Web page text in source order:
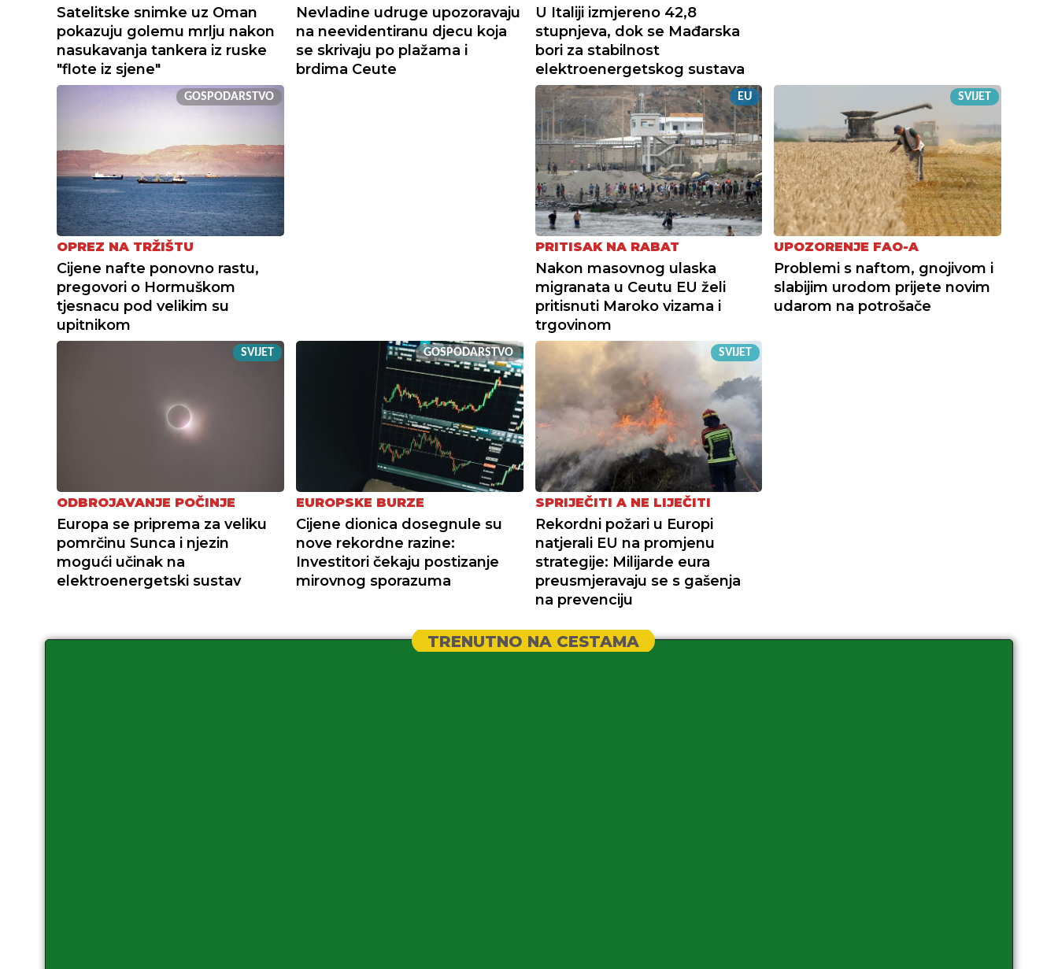
Satelitske snimke uz Oman
pokazuju golemu mrlju nakon
nasukavanja tankera iz ruske
"flote iz sjene"
Nevladine udruge upozoravaju
na neevidentiranu djecu koja
se skrivaju po plažama i
brdima Ceute
U Italiji izmjereno 42,8
stupnjeva, dok se Mađarska
bori za stabilnost
elektroenergetskog sustava
GOSPODARSTVO
OPREZ NA TRŽIŠTU
Cijene nafte ponovno rastu,
pregovori o Hormuškom
tjesnacu pod velikim su
upitnikom
EU
PRITISAK NA RABAT
Nakon masovnog ulaska
migranata u Ceutu EU želi
pritisnuti Maroko vizama i
trgovinom
SVIJET
UPOZORENJE FAO-A
Problemi s naftom, gnojivom i
slabijim urodom prijete novim
udarom na potrošače
SVIJET
ODBROJAVANJE POČINJE
Europa se priprema za veliku
pomrčinu Sunca i njezin
mogući učinak na
elektroenergetski sustav
GOSPODARSTVO
EUROPSKE BURZE
Cijene dionica dosegnule su
nove rekordne razine:
Investitori čekaju postizanje
mirovnog sporazuma
SVIJET
SPRIJEČITI A NE LIJEČITI
Rekordni požari u Europi
natjerali EU na promjenu
strategije: Milijarde eura
preusmjeravaju se s gašenja
na prevenciju
TRENUTNO NA CESTAMA